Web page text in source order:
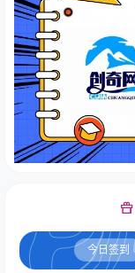
今日签到